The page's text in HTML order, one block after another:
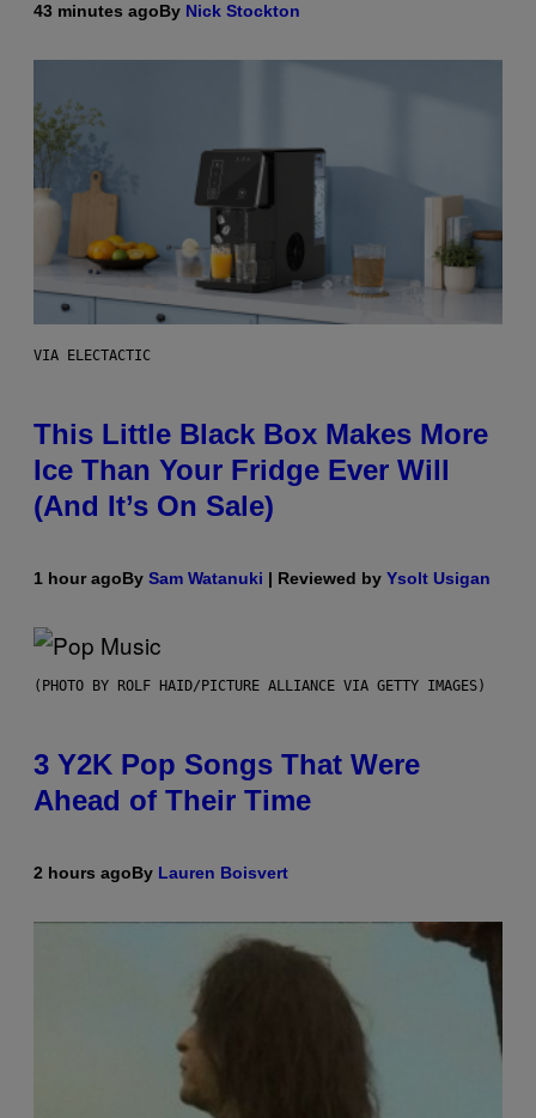
43 minutes agoBy Nick Stockton
VIA ELECTACTIC
This Little Black Box Makes More
Ice Than Your Fridge Ever Will
(And It’s On Sale)
1 hour agoBy Sam Watanuki | Reviewed by Ysolt Usigan
(PHOTO BY ROLF HAID/PICTURE ALLIANCE VIA GETTY IMAGES)
3 Y2K Pop Songs That Were
Ahead of Their Time
2 hours agoBy Lauren Boisvert